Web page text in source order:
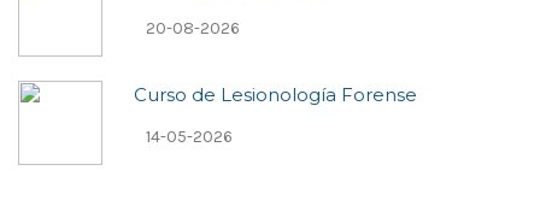
20-08-2026
Curso de Lesionologí­a Forense
14-05-2026